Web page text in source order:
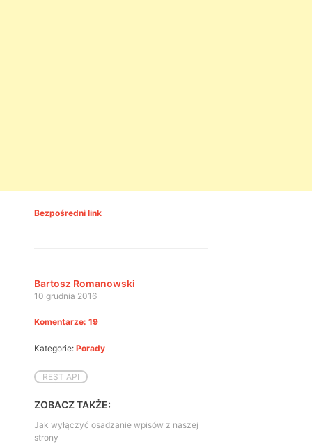
Bezpośredni link
Bartosz Romanowski
10 grudnia 2016
Komentarze: 19
Kategorie: Porady
REST API
ZOBACZ TAKŻE:
Jak wyłączyć osadzanie wpisów z naszej
strony